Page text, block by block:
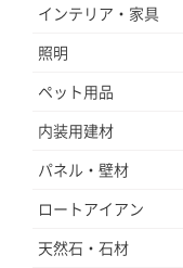
インテリア・家具
照明
ペット用品
内装用建材
パネル・壁材
ロートアイアン
天然石・石材